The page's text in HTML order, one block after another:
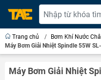
Trang chủ / Bơm Khí Nước
Máy Bơm Giải Nhiệt Spindle 55W
Máy Bơm Giải Nhiệt